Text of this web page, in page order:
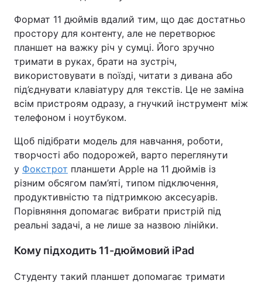
Формат 11 дюймів вдалий тим, що дає достатньо
простору для контенту, але не перетворює
планшет на важку річ у сумці. Його зручно
тримати в руках, брати на зустріч,
використовувати в поїзді, читати з дивана або
під’єднувати клавіатуру для текстів. Це не заміна
всім пристроям одразу, а гнучкий інструмент між
телефоном і ноутбуком.
Щоб підібрати модель для навчання, роботи,
творчості або подорожей, варто переглянути
у Фокстрот планшети Apple на 11 дюймів із
різним обсягом пам’яті, типом підключення,
продуктивністю та підтримкою аксесуарів.
Порівняння допомагає вибрати пристрій під
реальні задачі, а не лише за назвою лінійки.
Кому підходить 11-дюймовий iPad
Студенту такий планшет допомагає тримати